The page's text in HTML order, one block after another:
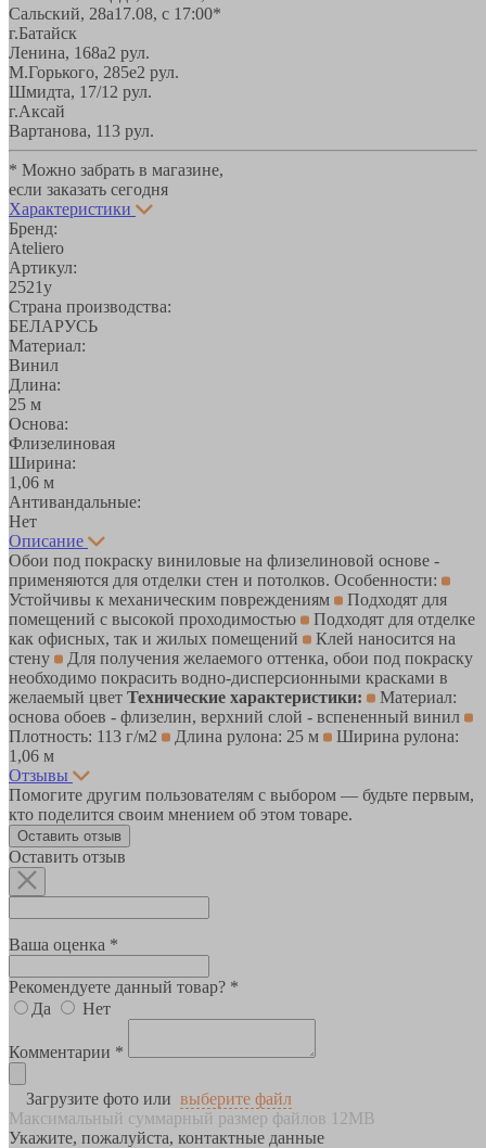
Сальский, 28a17.08, с 17:00*
г.Батайск
Ленина, 168а2 рул.
М.Горького, 285е2 рул.
Шмидта, 17/1 2 рул.
г.Аксай
Вартанова, 113 рул.
* Можно забрать в магазине,
если заказать сегодня
Характеристики
Бренд:
Ateliero
Артикул:
2521у
Страна производства:
БЕЛАРУСЬ
Материал:
Винил
Длина:
25 м
Основа:
Флизелиновая
Ширина:
1,06 м
Антивандальные:
Нет
Описание
Обои под покраску виниловые на флизелиновой основе -
применяются для отделки стен и потолков. Особенности:
Устойчивы к механическим повреждениям
Подходят для
помещений с высокой проходимостью
Подходят для отделке
как офисных, так и жилых помещений
Клей наносится на
стену
Для получения желаемого оттенка, обои под покраску
необходимо покрасить водно-дисперсионными красками в
желаемый цвет Технические характеристики:
Материал:
основа обоев - флизелин, верхний слой - вспененный винил
Плотность: 113 г/м2
Длина рулона: 25 м
Ширина рулона:
1,06 м
Отзывы
Помогите другим пользователям с выбором — будьте первым,
кто поделится своим мнением об этом товаре.
Оставить отзыв
Оставить отзыв
Ваша оценка *
Рекомендуете данный товар? *
Да
Нет
Комментарии *
Загрузите фото или выберите файл
Максимальный суммарный размер файлов 12MB
Укажите, пожалуйста, контактные данные